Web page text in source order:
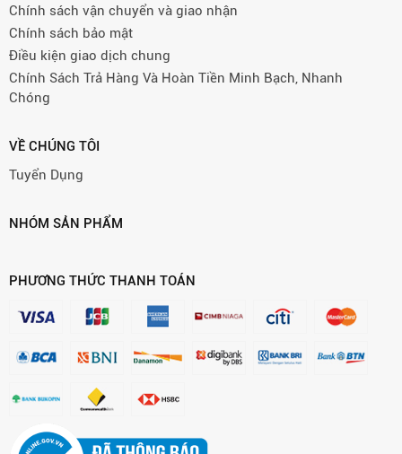
Chính sách vận chuyển và giao nhận
Chính sách bảo mật
Điều kiện giao dịch chung
Chính Sách Trả Hàng Và Hoàn Tiền Minh Bạch, Nhanh
Chóng
VỀ CHÚNG TÔI
Tuyển Dụng
NHÓM SẢN PHẨM
PHƯƠNG THỨC THANH TOÁN